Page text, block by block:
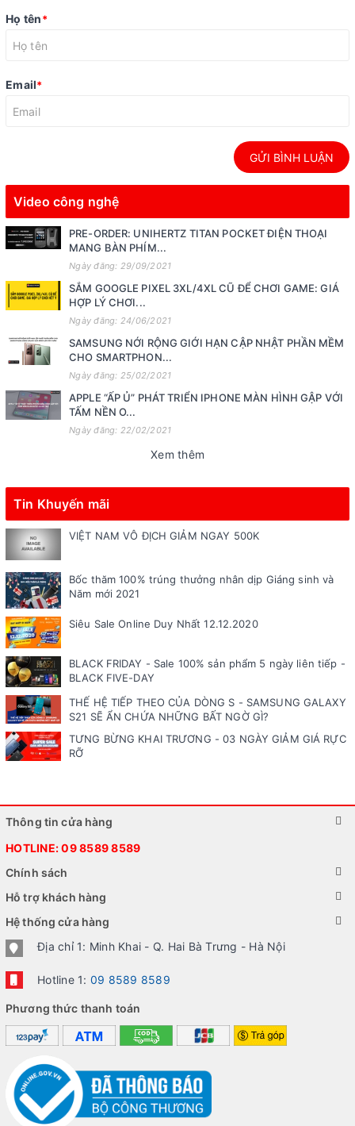
Họ tên*
Email*
GỬI BÌNH LUẬN
Video công nghệ
PRE-ORDER: UNIHERTZ TITAN POCKET ĐIỆN THOẠI
MANG BÀN PHÍM...
Ngày đăng: 29/09/2021
SẮM GOOGLE PIXEL 3XL/4XL CŨ ĐỂ CHƠI GAME: GIÁ
HỢP LÝ CHƠI...
Ngày đăng: 24/06/2021
SAMSUNG NỚI RỘNG GIỚI HẠN CẬP NHẬT PHẦN MỀM
CHO SMARTPHON...
Ngày đăng: 25/02/2021
APPLE “ẤP Ủ” PHÁT TRIỂN IPHONE MÀN HÌNH GẬP VỚI
TẤM NỀN O...
Ngày đăng: 22/02/2021
Xem thêm
Tin Khuyến mãi
VIỆT NAM VÔ ĐỊCH GIẢM NGAY 500K
Bốc thăm 100% trúng thưởng nhân dịp Giáng sinh và
Năm mới 2021
Siêu Sale Online Duy Nhất 12.12.2020
BLACK FRIDAY - Sale 100% sản phẩm 5 ngày liên tiếp -
BLACK FIVE-DAY
THẾ HỆ TIẾP THEO CỦA DÒNG S - SAMSUNG GALAXY
S21 SẼ ẨN CHỨA NHỮNG BẤT NGỜ GÌ?
TƯNG BỪNG KHAI TRƯƠNG - 03 NGÀY GIẢM GIÁ RỰC
RỠ
Thông tin cửa hàng
HOTLINE:09 8589 8589
Chính sách
Hỗ trợ khách hàng
Hệ thống cửa hàng
Địa chỉ 1: Minh Khai - Q. Hai Bà Trưng - Hà Nội
Hotline 1: 09 8589 8589
Phương thức thanh toán